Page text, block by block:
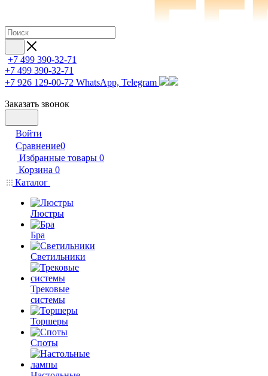
+7 499 390-32-71
+7 499 390-32-71
+7 926 129-00-72 WhatsApp, Telegram
Заказать звонок
Войти
Сравнение0
Избранные товары 0
Корзина 0
Каталог
Люстры
Бра
Светильники
Трековые
системы
Торшеры
Споты